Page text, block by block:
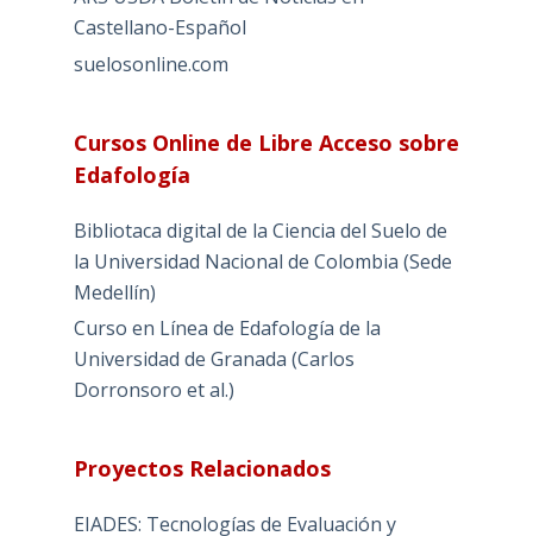
Castellano-Español
suelosonline.com
Cursos Online de Libre Acceso sobre
Edafología
Bibliotaca digital de la Ciencia del Suelo de
la Universidad Nacional de Colombia (Sede
Medellín)
Curso en Línea de Edafología de la
Universidad de Granada (Carlos
Dorronsoro et al.)
Proyectos Relacionados
EIADES: Tecnologías de Evaluación y